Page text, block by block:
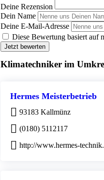
Deine Rezension
Dein Name
Deine E-Mail-Adresse
Diese Bewertung basiert auf
Jetzt bewerten
Klimatechniker im
Hermes Meisterbetrieb
93183 Kallmünz
(0180) 5112117
http://www.hermes-